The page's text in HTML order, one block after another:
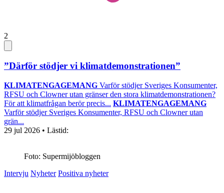
2
”Därför stödjer vi klimatdemonstrationen”
KLIMATENGAGEMANG Varför stödjer Sveriges Konsumenter,
RFSU och Clowner utan gränser den stora klimatdemonstrationen?
För att klimatfrågan berör precis... KLIMATENGAGEMANG
Varför stödjer Sveriges Konsumenter, RFSU och Clowner utan
grän...
29 jul 2026 • Lästid:
Foto: Supermijöbloggen
Intervju Nyheter Positiva nyheter